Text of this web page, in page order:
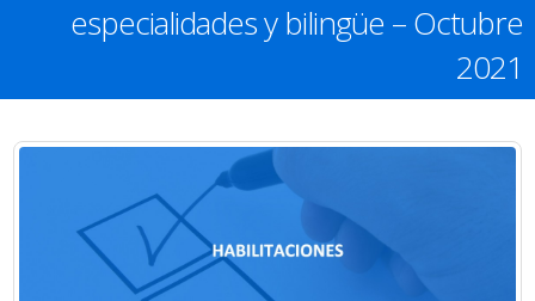
especialidades y bilingüe – Octubre
2021